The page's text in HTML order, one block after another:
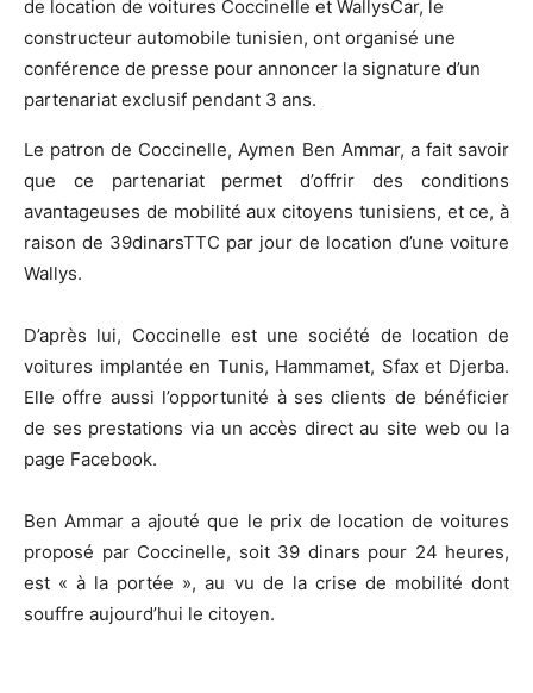
de location de voitures Coccinelle et WallysCar, le
constructeur automobile tunisien, ont organisé une
conférence de presse pour annoncer la signature d’un
partenariat exclusif pendant 3 ans.
Le patron de Coccinelle, Aymen Ben Ammar, a fait savoir
que ce partenariat permet d’offrir des conditions
avantageuses de mobilité aux citoyens tunisiens, et ce, à
raison de 39dinarsTTC par jour de location d’une voiture
Wallys.
D’après lui, Coccinelle est une société de location de
voitures implantée en Tunis, Hammamet, Sfax et Djerba.
Elle offre aussi l’opportunité à ses clients de bénéficier
de ses prestations via un accès direct au site web ou la
page Facebook.
Ben Ammar a ajouté que le prix de location de voitures
proposé par Coccinelle, soit 39 dinars pour 24 heures,
est « à la portée », au vu de la crise de mobilité dont
souffre aujourd’hui le citoyen.